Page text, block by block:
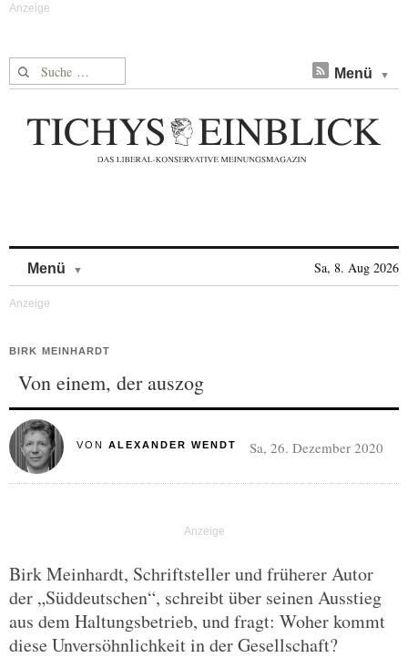
Suche nach: Menü
Menü Sa, 8. Aug 2026
BIRK MEINHARDT
Von einem, der auszog
VON ALEXANDER WENDT Sa, 26. Dezember 2020
Birk Meinhardt, Schriftsteller und früherer Autor
der „Süddeutschen“, schreibt über seinen Ausstieg
aus dem Haltungsbetrieb, und fragt: Woher kommt
diese Unversöhnlichkeit in der Gesellschaft?